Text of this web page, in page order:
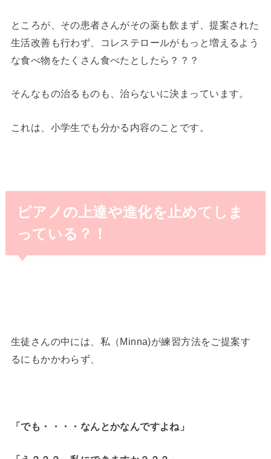
ところが、その患者さんがその薬も飲まず、提案された
生活改善も行わず、コレステロールがもっと増えるよう
な食べ物をたくさん食べたとしたら？？？
そんなもの治るものも、治らないに決まっています。
これは、小学生でも分かる内容のことです。
ピアノの上達や進化を止めてしま
っている？！
生徒さんの中には、私（Minna)が練習方法をご提案す
るにもかかわらず、
「でも・・・・なんとかなんですよね」